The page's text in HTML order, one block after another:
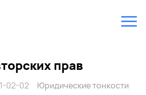
прав
02-02
Юридические тонкости